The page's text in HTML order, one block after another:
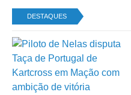
DESTAQUES